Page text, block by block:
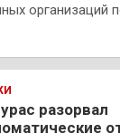
организаций
разорвал